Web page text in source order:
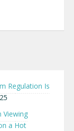
Regulation Is
Viewing
a Hot